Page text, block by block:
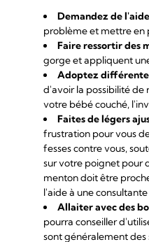
Demandez de
problème et mettre en
Faire ressortir des
gorge et appliquent
Adoptez
d'avoir la possibilité de
votre bébé couché,
Faites de légers
frustration pour vous
fesses contre vous,
sur votre poignet pour
menton doit être
l'aide à une
Allaiter avec des
pourra conseiller
sont généralement